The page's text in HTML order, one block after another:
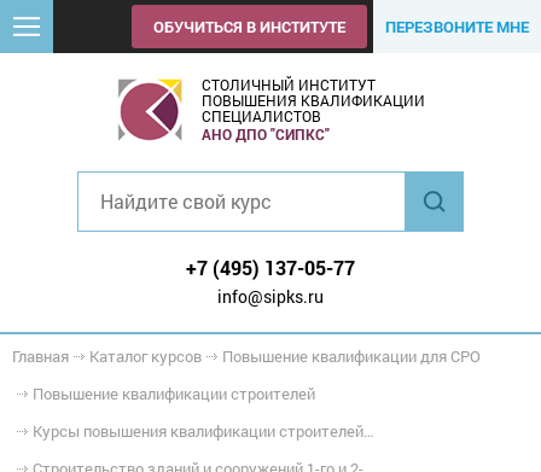
ОБУЧИТЬСЯ В ИНСТИТУТЕ ПЕРЕЗВОНИТЕ МНЕ
СТОЛИЧНЫЙ ИНСТИТУТ
ПОВЫШЕНИЯ КВАЛИФИКАЦИИ
СПЕЦИАЛИСТОВ
АНО ДПО "СИПКС"
+7 (495) 137-05-77
info@sipks.ru
Главная Каталог курсов
Повышение квалификации для СРО
Повышение квалификации строителей
Курсы повышения квалификации строителей (общие)